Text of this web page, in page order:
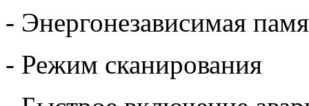
- Энергонезависимая
- Режим сканирования